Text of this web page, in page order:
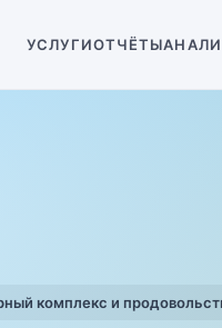
УСЛУГИОТЧЁТЫ
комплекс и